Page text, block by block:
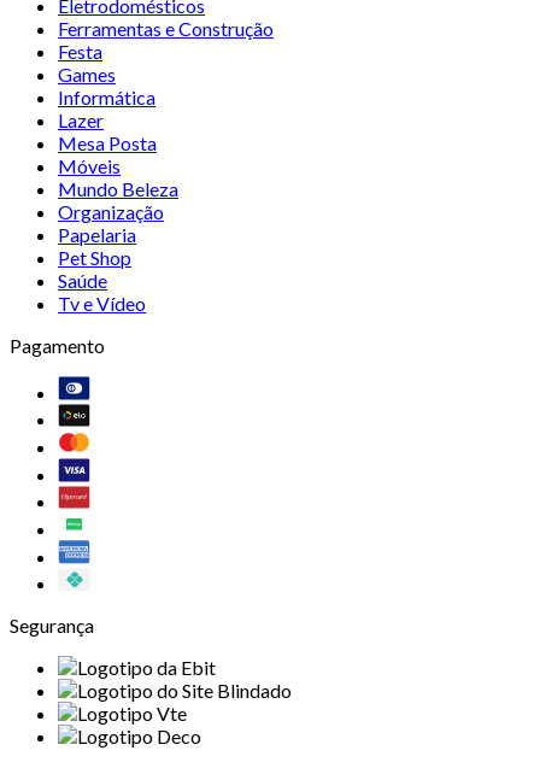
Eletrodomésticos
Ferramentas e Construção
Festa
Games
Informática
Lazer
Mesa Posta
Móveis
Mundo Beleza
Organização
Papelaria
Pet Shop
Saúde
Tv e Vídeo
Pagamento
Segurança